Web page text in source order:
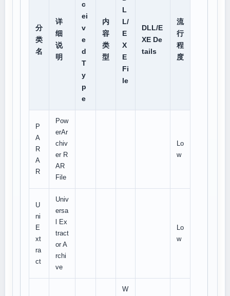
分
类
名
详
细
说
明
c
ei
v
e
d
T
y
p
e
内
容
类
型
L
L/
E
X
E
Fi
le
DLL/E
XE De
tails
流
行
程
度
P
A
R
A
R
Pow
erAr
chiv
er R
AR
File
Lo
w
U
ni
E
xt
ra
ct
Univ
ersa
l Ex
tract
or A
rchi
ve
Lo
w
W